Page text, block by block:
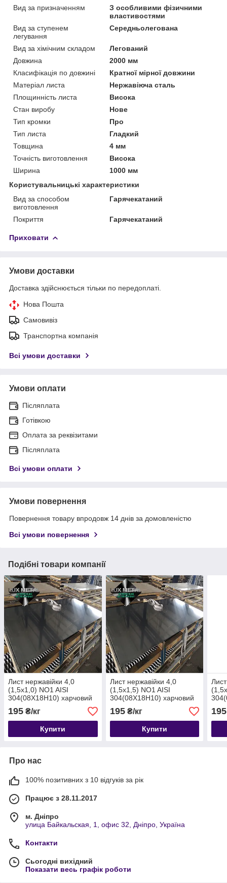
Вид за призначенням
З особливими фізичними
властивостями
Вид за ступенем
легування
Середньолегована
Вид за хімічним складом
Легований
Довжина
2000 мм
Класифікація по довжині
Кратної мірної довжини
Матеріал листа
Нержавіюча сталь
Площинність листа
Висока
Стан виробу
Нове
Тип кромки
Про
Тип листа
Гладкий
Товщина
4 мм
Точність виготовлення
Висока
Ширина
1000 мм
Користувальницькі характеристики
Вид за способом
виготовлення
Гарячекатаний
Покриття Гарячекатаний
Приховати
Умови доставки
Доставка здійснюється тільки по передоплаті.
Нова Пошта
Самовивіз
Транспортна компанія
Всі умови доставки
Умови оплати
Післяплата
Готівкою
Оплата за реквізитами
Післяплата
Всі умови оплати
Умови повернення
Повернення товару впродовж 14 днів за домовленістю
Всі умови повернення
Подібні товари компанії
Лист нержавійки 4,0
(1,5х1,0) NO1 AISI
304(08Х18Н10) харчовий
гарячекатаний.
195 ₴/кг
Купити
Лист нержавійки 4,0
(1,5х1,5) NO1 AISI
304(08Х18Н10) харчовий
гарячекатаний.
195₴/кг
Купити
195
Про нас
100% позитивних з 10 відгуків за рік
Працює з 28.11.2017
м. Дніпро
улица Байкальская, 1, офис 32, Дніпро, Україна
Контакти
Сьогодні вихідний
Показати весь графік роботи